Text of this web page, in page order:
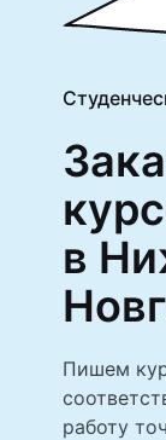
в
Пишем
работу